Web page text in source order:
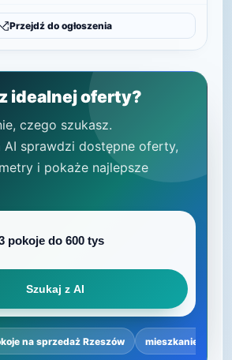
Przejdź do ogłoszenia
idealnej oferty?
czego szukasz.
AI sprawdzi dostępne oferty,
i pokaże najlepsze
Szukaj z AI
na sprzedaż Rzeszów mieszkanie 3